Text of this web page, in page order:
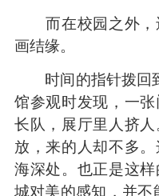
而在校园之外，
画结缘。
时间的指针拨回
馆参观时发现，一
长队，展厅里人挤
放，来的人却不多
海深处。也正是这
城对美的感知，并不